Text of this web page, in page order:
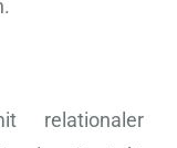
relationaler